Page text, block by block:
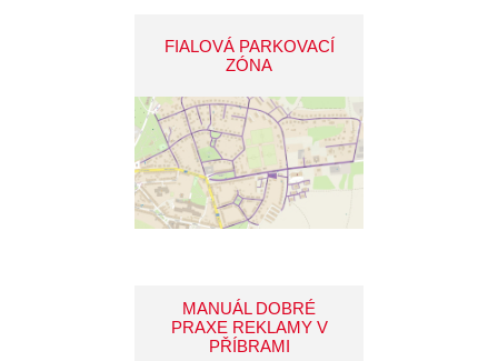
FIALOVÁ PARKOVACÍ
ZÓNA
MANUÁL DOBRÉ
PRAXE REKLAMY V
PŘÍBRAMI